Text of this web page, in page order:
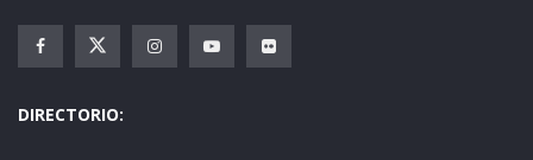
clasificación mundial. Digamos, para abreviar,
algo prácticamente imposible de hacer.
DIRECTORIO: